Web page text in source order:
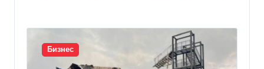
и
с Бизнес